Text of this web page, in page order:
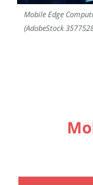
Mobile Edge
(AdobeStock